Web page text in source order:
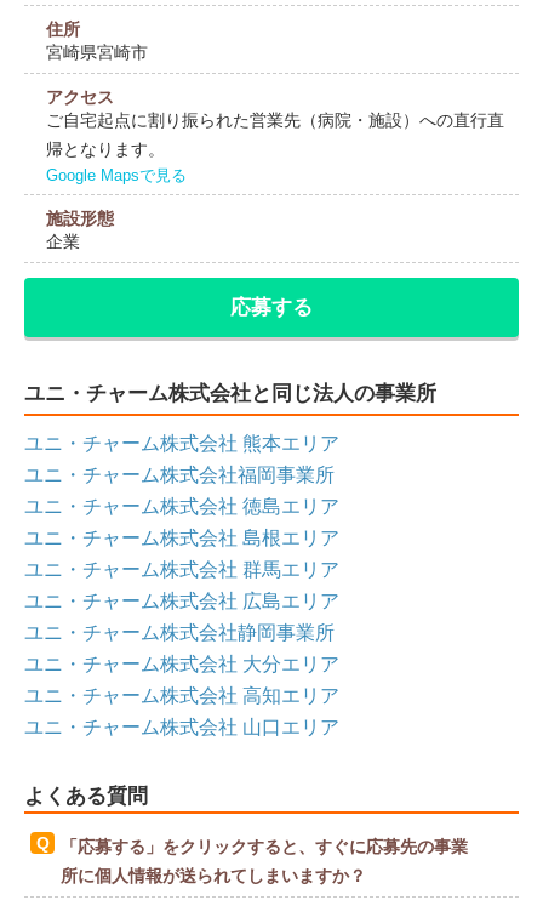
住所
宮崎県宮崎市
アクセス
ご自宅起点に割り振られた営業先（病院・施設）への直行直
帰となります。
Google Mapsで見る
施設形態
企業
応募する
ユニ・チャーム株式会社と同じ法人の事業所
ユニ・チャーム株式会社 熊本エリア
ユニ・チャーム株式会社福岡事業所
ユニ・チャーム株式会社 徳島エリア
ユニ・チャーム株式会社 島根エリア
ユニ・チャーム株式会社 群馬エリア
ユニ・チャーム株式会社 広島エリア
ユニ・チャーム株式会社静岡事業所
ユニ・チャーム株式会社 大分エリア
ユニ・チャーム株式会社 高知エリア
ユニ・チャーム株式会社 山口エリア
よくある質問
「応募する」をクリックすると、すぐに応募先の事業
所に個人情報が送られてしまいますか？